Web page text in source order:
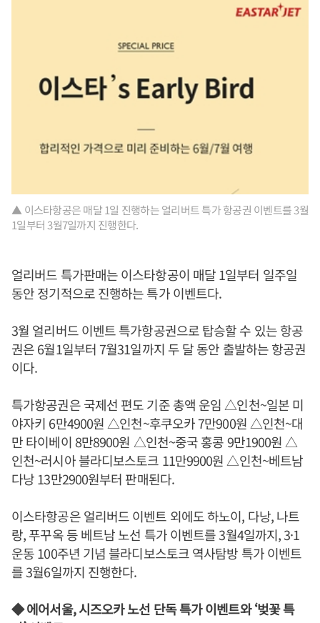
▲ 이스타항공은 매달 1일 진행하는 얼리버트 특가 항공권 이벤트를 3월
1일부터 3월7일까지 진행한다.
얼리버드 특가판매는 이스타항공이 매달 1일부터 일주일
동안 정기적으로 진행하는 특가 이벤트다.
3월 얼리버드 이벤트 특가항공권으로 탑승할 수 있는 항공
권은 6월1일부터 7월31일까지 두 달 동안 출발하는 항공권
이다.
특가항공권은 국제선 편도 기준 총액 운임 △인천~일본 미
야자키 6만4900원 △인천~후쿠오카 7만900원 △인천~대
만 타이베이 8만8900원 △인천~중국 홍콩 9만1900원 △
인천~러시아 블라디보스토크 11만9900원 △인천~베트남
다낭 13만2900원부터 판매된다.
이스타항공은 얼리버드 이벤트 외에도 하노이, 다낭, 나트
랑, 푸꾸옥 등 베트남 노선 특가 이벤트를 3월4일까지, 3·1
운동 100주년 기념 블라디보스토크 역사탐방 특가 이벤트
를 3월6일까지 진행한다.
◆ 에어서울, 시즈오카 노선 단독 특가 이벤트와 ‘벚꽃 특